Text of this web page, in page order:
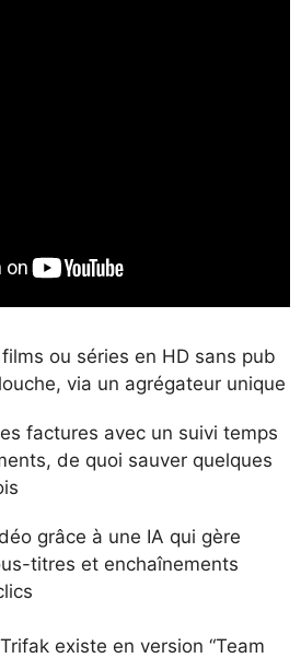
ou séries en HD sans pub
via un agrégateur unique
factures avec un suivi temps
de quoi sauver quelques
grâce à une IA qui gère
titres et enchaînements
existe en version “Team